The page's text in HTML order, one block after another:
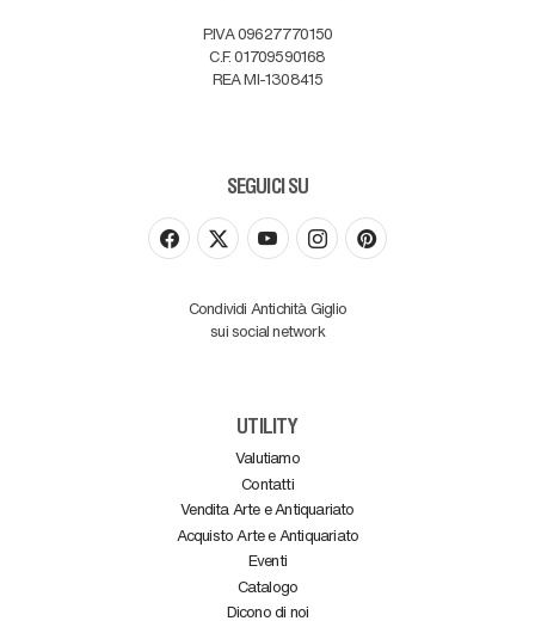
P.IVA 09627770150
C.F. 01709590168
REA MI-1308415
SEGUICI SU
Condividi Antichità Giglio
sui social network
UTILITY
Valutiamo
Contatti
Vendita Arte e Antiquariato
Acquisto Arte e Antiquariato
Eventi
Catalogo
Dicono di noi